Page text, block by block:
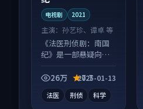
电视剧 2021
主演： 孙艺珍、谭卓 等
《法医刑侦剧：南国
纪》是一部悬疑向电
别错过，字幕区常有
26万 7.7
2025-01-13
法医 刑侦 科学